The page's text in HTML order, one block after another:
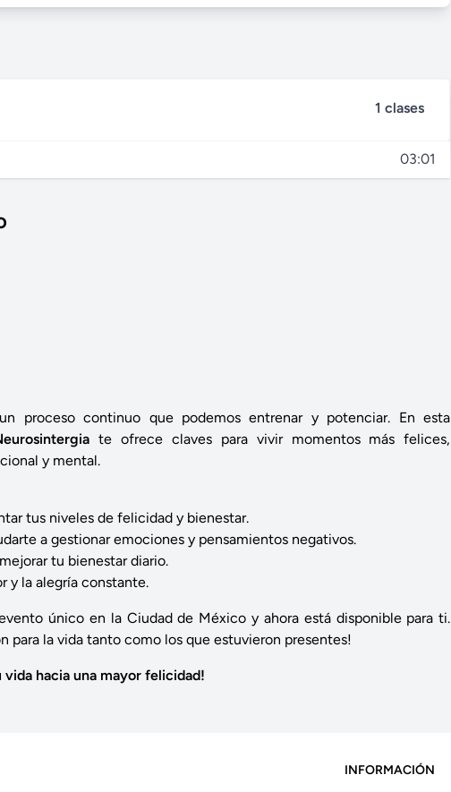
1 clases
03:01
proceso continuo que podemos entrenar y potenciar. En esta
te ofrece claves para vivir momentos más felices,
y mental.
tus niveles de felicidad y bienestar.
a gestionar emociones y pensamientos negativos.
tu bienestar diario.
y la alegría constante.
único en la Ciudad de México y ahora está disponible para ti.
para la vida tanto como los que estuvieron presentes!
hacia una mayor felicidad!
INFORMACIÓN